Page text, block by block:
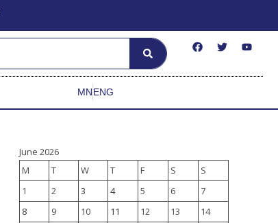
MNENG
June 2026
M
T W T F S
S
1
2 3 4 5 6
7
8
9 10 11 12 13
14